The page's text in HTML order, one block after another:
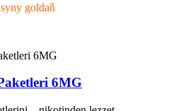
goldaň
6MG